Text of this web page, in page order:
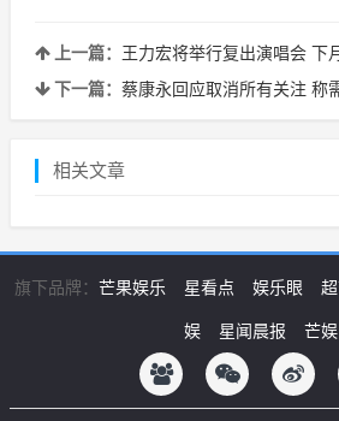
上一篇： 王力宏将举行复出演唱会 下
下一篇： 蔡康永回应取消所有关注 称
相关文章
旗下品牌： 芒果娱乐 星看点 娱乐眼
娱
星闻晨报 芒娱